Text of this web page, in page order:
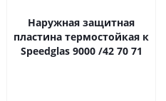
Наружная защитная
пластина термостойкая к
Speedglas 9000 /42 70 71